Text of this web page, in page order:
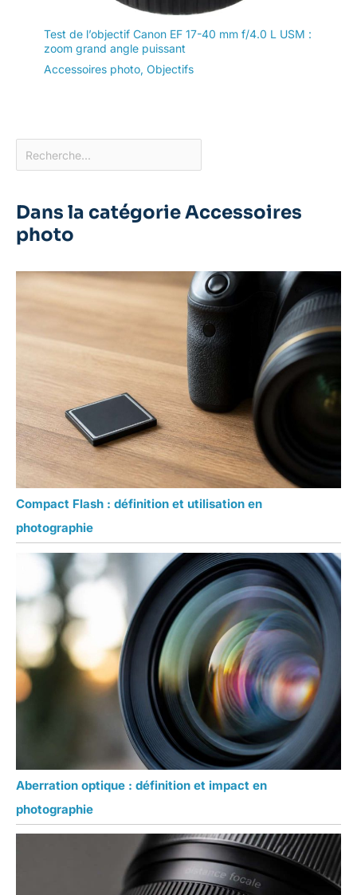
Test de l’objectif Canon EF 17-40 mm f/4.0 L USM :
zoom grand angle puissant
Accessoires photo, Objectifs
Dans la catégorie Accessoires
photo
Compact Flash : définition et utilisation en
photographie
Aberration optique : définition et impact en
photographie